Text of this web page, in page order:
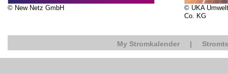
© New Netz GmbH
© UKA
Co. KG
My Stromkalender |